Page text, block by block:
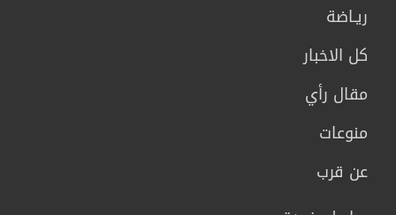
ريـاضة
كل الاخبار
مقال رأي
منوعات
عن قرب